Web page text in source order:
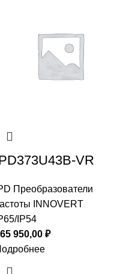
VR
Преобразователи
INNOVERT
IP54
950,00 ₽